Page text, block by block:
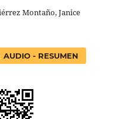
Montaño, Janice
AUDIO - RESUMEN